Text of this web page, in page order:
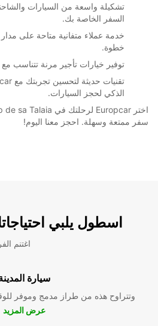
تشكيلة واسعة من السيارات
السفر الخاصة بك.
خدمة عملاء متفانية متاحة على
خطوة.
توفير خيارات تأجير مرنة تتناسب
الذكي لحجز السيارات.
سفر ممتعة وسهلة. احجز معنا اليوم!
اسطول يلبي
اغتنم
سيارة
وتتراوح هذه من طراز مدمج وموفر
عرض المزيد